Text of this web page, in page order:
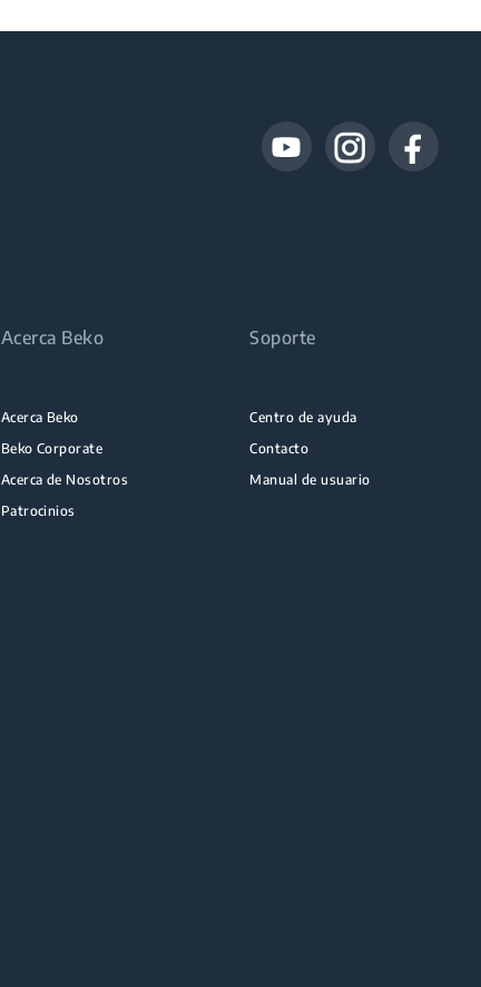
Acerca Beko
Acerca Beko
Beko Corporate
Acerca de Nosotros
Patrocinios
Soporte
Centro de ayuda
Contacto
Manual de usuario